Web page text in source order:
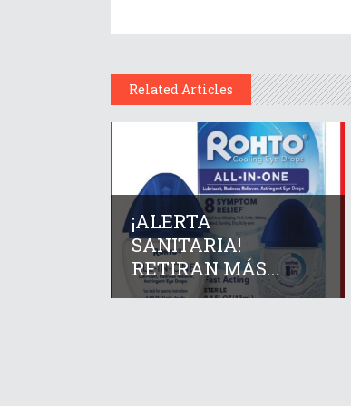
Related Articles
¡ALERTA
SANITARIA!
RETIRAN MÁS...